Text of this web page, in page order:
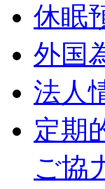
休眠
外国
法人
定期
ご協